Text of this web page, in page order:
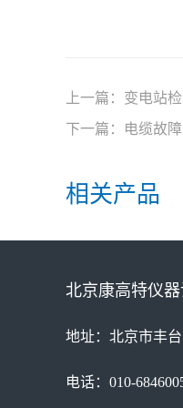
上一篇： 变电站
下一篇：
电缆故
相关产品
北京康高特仪器
地址：北京市丰
电话：010-